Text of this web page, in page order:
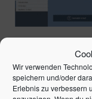
Wir verwenden
speichern und/oder
Erlebnis zu verbessern
Alle Mandanten,
werden zentral